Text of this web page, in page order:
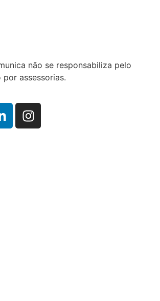
não se responsabiliza pelo
assessorias.